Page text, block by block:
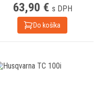
63,90 € s DPH
Do košíka